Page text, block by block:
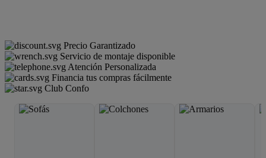
Precio Garantizado
Servicio de montaje disponible
Atención Personalizada
Financia tus compras fácilmente
Club Confo